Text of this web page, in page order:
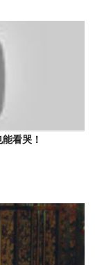
看哭！